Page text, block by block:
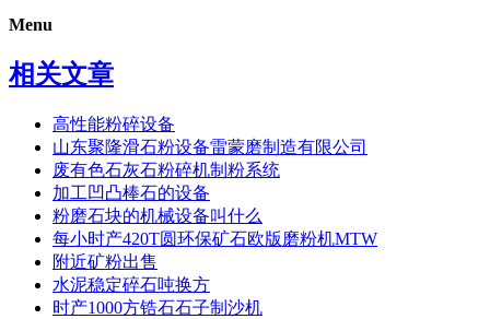
Menu
相关文章
高性能粉碎设备
山东聚隆滑石粉设备雷蒙磨制造有限公司
废有色石灰石粉碎机制粉系统
加工凹凸棒石的设备
粉磨石块的机械设备叫什么
每小时产420T圆环保矿石欧版磨粉机MTW
附近矿粉出售
水泥稳定碎石吨换方
时产1000方锆石石子制沙机